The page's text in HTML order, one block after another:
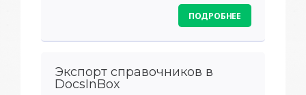
ПОДРОБНЕЕ
Экспорт справочников в
DocsInBox